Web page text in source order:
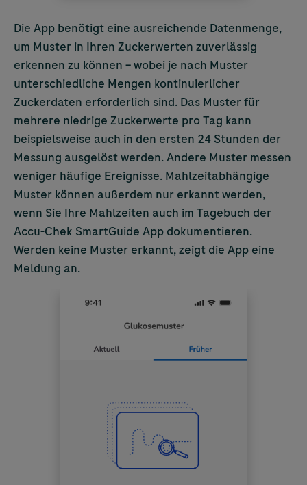
Die App benötigt eine ausreichende Datenmenge,
um Muster in Ihren Zuckerwerten zuverlässig
erkennen zu können – wobei je nach Muster
unterschiedliche Mengen kontinuierlicher
Zuckerdaten erforderlich sind. Das Muster für
mehrere niedrige Zuckerwerte pro Tag kann
beispielsweise auch in den ersten 24 Stunden der
Messung ausgelöst werden. Andere Muster messen
weniger häufige Ereignisse. Mahlzeitabhängige
Muster können außerdem nur erkannt werden,
wenn Sie Ihre Mahlzeiten auch im Tagebuch der
Accu-Chek SmartGuide App dokumentieren.
Werden keine Muster erkannt, zeigt die App eine
Meldung an.